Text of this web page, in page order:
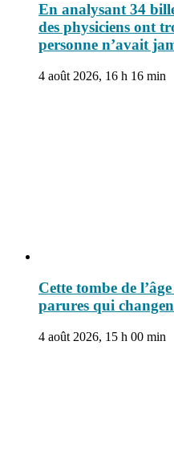
En analysant 34
des physiciens ont
personne n’avait
4 août 2026, 16 h 16 min
Cette tombe de
parures qui
4 août 2026, 15 h 00 min